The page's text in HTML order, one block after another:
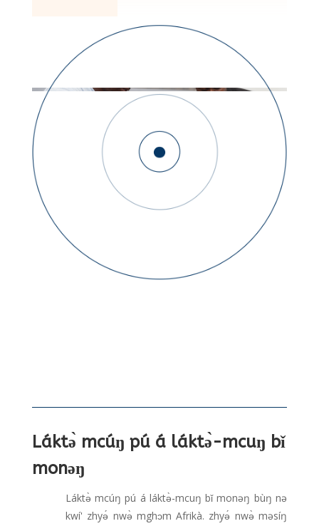
Láktə̀ mcúŋ pú á láktə̀-mcuŋ bǐ
monəŋ
Láktə̀ mcúŋ pú á láktə̀-mcuŋ bǐ monəŋ bùŋ nə
kwí' zhyə́ nwə̀ mghɔm Afrikà. zhyə́ nwə̀ məsíŋ